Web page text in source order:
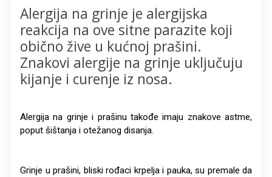
Alergija na grinje je alergijska
reakcija na ove sitne parazite koji
obično žive u kućnoj prašini.
Znakovi alergije na grinje uključuju
kijanje i curenje iz nosa.
Alergija na grinje i prašinu takođe imaju znakove astme,
poput šištanja i otežanog disanja.
Grinje u prašini, bliski rođaci krpelja i pauka, su premale da